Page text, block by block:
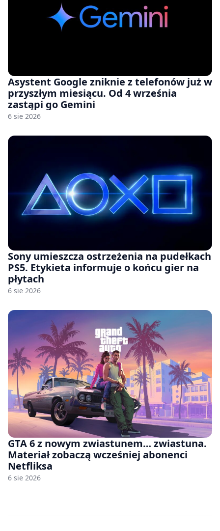
Asystent Google zniknie z telefonów już w
przyszłym miesiącu. Od 4 września
zastąpi go Gemini
6 sie 2026
Sony umieszcza ostrzeżenia na pudełkach
PS5. Etykieta informuje o końcu gier na
płytach
6 sie 2026
GTA 6 z nowym zwiastunem… zwiastuna.
Materiał zobaczą wcześniej abonenci
Netfliksa
6 sie 2026